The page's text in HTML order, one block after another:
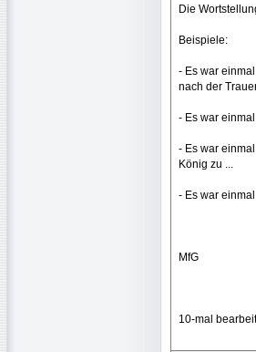
Die
Beispiele:
- Es war
nach der
- Es war
- Es war
König zu ...
- Es war
MfG
10-mal